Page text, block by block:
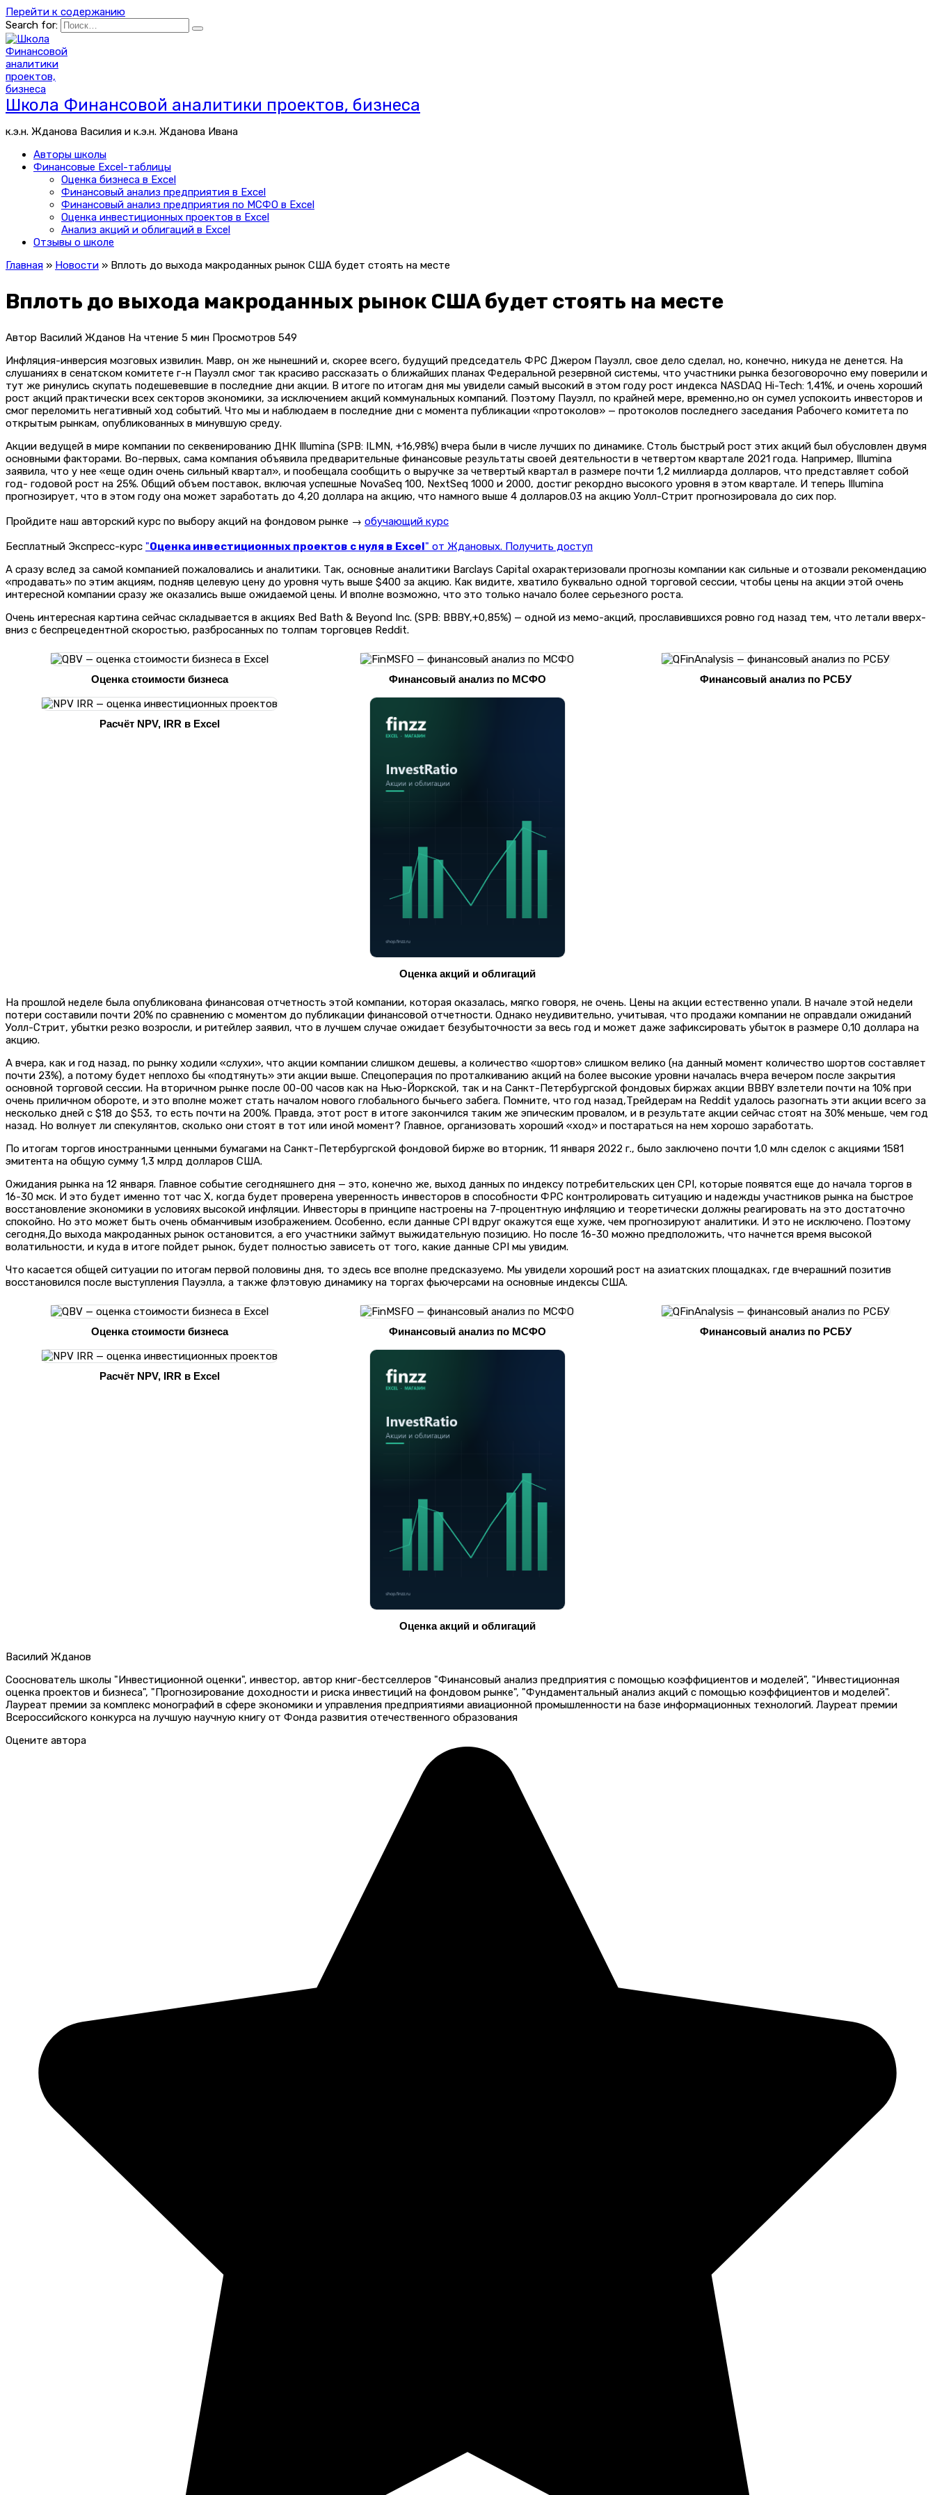
Перейти к содержанию
Search for:
Школа Финансовой аналитики проектов, бизнеса
к.э.н. Жданова Василия и к.э.н. Жданова Ивана
Авторы школы
Финансовые Excel-таблицы
Оценка бизнеса в Excel
Финансовый анализ предприятия в Excel
Финансовый анализ предприятия по МСФО в Excel
Оценка инвестиционных проектов в Excel
Анализ акций и облигаций в Excel
Отзывы о школе
Главная » Новости » Вплоть до выхода макроданных рынок США будет стоять на месте
Вплоть до выхода макроданных рынок США будет стоять на месте
Автор Василий Жданов На чтение 5 мин Просмотров 549
Инфляция-инверсия мозговых извилин. Мавр, он же нынешний и, скорее всего, будущий председатель ФРС Джером Пауэлл, свое дело сделал, но, конечно, никуда не денется. На
слушаниях в сенатском комитете г-н Пауэлл смог так красиво рассказать о ближайших планах Федеральной резервной системы, что участники рынка безоговорочно ему поверили и
тут же ринулись скупать подешевевшие в последние дни акции. В итоге по итогам дня мы увидели самый высокий в этом году рост индекса NASDAQ Hi-Tech: 1,41%, и очень хороший
рост акций практически всех секторов экономики, за исключением акций коммунальных компаний. Поэтому Пауэлл, по крайней мере, временно,но он сумел успокоить инвесторов и
смог переломить негативный ход событий. Что мы и наблюдаем в последние дни с момента публикации «протоколов» — протоколов последнего заседания Рабочего комитета по
открытым рынкам, опубликованных в минувшую среду.
Акции ведущей в мире компании по секвенированию ДНК Illumina (SPB: ILMN, +16,98%) вчера были в числе лучших по динамике. Столь быстрый рост этих акций был обусловлен двумя
основными факторами. Во-первых, сама компания объявила предварительные финансовые результаты своей деятельности в четвертом квартале 2021 года. Например, Illumina
заявила, что у нее «еще один очень сильный квартал», и пообещала сообщить о выручке за четвертый квартал в размере почти 1,2 миллиарда долларов, что представляет собой
год- годовой рост на 25%. Общий объем поставок, включая успешные NovaSeq 100, NextSeq 1000 и 2000, достиг рекордно высокого уровня в этом квартале. И теперь Illumina
прогнозирует, что в этом году она может заработать до 4,20 доллара на акцию, что намного выше 4 долларов.03 на акцию Уолл-Стрит прогнозировала до сих пор.
Пройдите наш авторский курс по выбору акций на фондовом рынке → обучающий курс
Бесплатный Экспресс-курс "Оценка инвестиционных проектов с нуля в Excel" от Ждановых. Получить доступ
А сразу вслед за самой компанией пожаловались и аналитики. Так, основные аналитики Barclays Capital охарактеризовали прогнозы компании как сильные и отозвали рекомендацию
«продавать» по этим акциям, подняв целевую цену до уровня чуть выше $400 за акцию. Как видите, хватило буквально одной торговой сессии, чтобы цены на акции этой очень
интересной компании сразу же оказались выше ожидаемой цены. И вполне возможно, что это только начало более серьезного роста.
Очень интересная картина сейчас складывается в акциях Bed Bath & Beyond Inc. (SPB: BBBY,+0,85%) — одной из мемо-акций, прославившихся ровно год назад тем, что летали вверх-
вниз с беспрецедентной скоростью, разбросанных по толпам торговцев Reddit.
Оценка стоимости бизнеса Финансовый анализ по МСФО Финансовый анализ по РСБУ
Расчёт NPV, IRR в Excel
Оценка акций и облигаций
На прошлой неделе была опубликована финансовая отчетность этой компании, которая оказалась, мягко говоря, не очень. Цены на акции естественно упали. В начале этой недели
потери составили почти 20% по сравнению с моментом до публикации финансовой отчетности. Однако неудивительно, учитывая, что продажи компании не оправдали ожиданий
Уолл-Стрит, убытки резко возросли, и ритейлер заявил, что в лучшем случае ожидает безубыточности за весь год и может даже зафиксировать убыток в размере 0,10 доллара на
акцию.
А вчера, как и год назад, по рынку ходили «слухи», что акции компании слишком дешевы, а количество «шортов» слишком велико (на данный момент количество шортов составляет
почти 23%), а потому будет неплохо бы «подтянуть» эти акции выше. Спецоперация по проталкиванию акций на более высокие уровни началась вчера вечером после закрытия
основной торговой сессии. На вторичном рынке после 00-00 часов как на Нью-Йоркской, так и на Санкт-Петербургской фондовых биржах акции BBBY взлетели почти на 10% при
очень приличном обороте, и это вполне может стать началом нового глобального бычьего забега. Помните, что год назад,Трейдерам на Reddit удалось разогнать эти акции всего за
несколько дней с $18 до $53, то есть почти на 200%. Правда, этот рост в итоге закончился таким же эпическим провалом, и в результате акции сейчас стоят на 30% меньше, чем год
назад. Но волнует ли спекулянтов, сколько они стоят в тот или иной момент? Главное, организовать хороший «ход» и постараться на нем хорошо заработать.
По итогам торгов иностранными ценными бумагами на Санкт-Петербургской фондовой бирже во вторник, 11 января 2022 г., было заключено почти 1,0 млн сделок с акциями 1581
эмитента на общую сумму 1,3 млрд долларов США.
Ожидания рынка на 12 января. Главное событие сегодняшнего дня — это, конечно же, выход данных по индексу потребительских цен CPI, которые появятся еще до начала торгов в
16-30 мск. И это будет именно тот час Х, когда будет проверена уверенность инвесторов в способности ФРС контролировать ситуацию и надежды участников рынка на быстрое
восстановление экономики в условиях высокой инфляции. Инвесторы в принципе настроены на 7-процентную инфляцию и теоретически должны реагировать на это достаточно
спокойно. Но это может быть очень обманчивым изображением. Особенно, если данные CPI вдруг окажутся еще хуже, чем прогнозируют аналитики. И это не исключено. Поэтому
сегодня,До выхода макроданных рынок остановится, а его участники займут выжидательную позицию. Но после 16-30 можно предположить, что начнется время высокой
волатильности, и куда в итоге пойдет рынок, будет полностью зависеть от того, какие данные CPI мы увидим.
Что касается общей ситуации по итогам первой половины дня, то здесь все вполне предсказуемо. Мы увидели хороший рост на азиатских площадках, где вчерашний позитив
восстановился после выступления Пауэлла, а также флэтовую динамику на торгах фьючерсами на основные индексы США.
Оценка стоимости бизнеса Финансовый анализ по МСФО Финансовый анализ по РСБУ
Расчёт NPV, IRR в Excel
Оценка акций и облигаций
Василий Жданов
Сооснователь школы "Инвестиционной оценки", инвестор, автор книг-бестселлеров "Финансовый анализ предприятия с помощью коэффициентов и моделей", "Инвестиционная
оценка проектов и бизнеса", "Прогнозирование доходности и риска инвестиций на фондовом рынке", "Фундаментальный анализ акций с помощью коэффициентов и моделей".
Лауреат премии за комплекс монографий в сфере экономики и управления предприятиями авиационной промышленности на базе информационных технологий. Лауреат премии
Всероссийского конкурса на лучшую научную книгу от Фонда развития отечественного образования
Оцените автора